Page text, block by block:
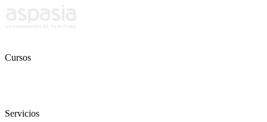
Cursos
Servicios